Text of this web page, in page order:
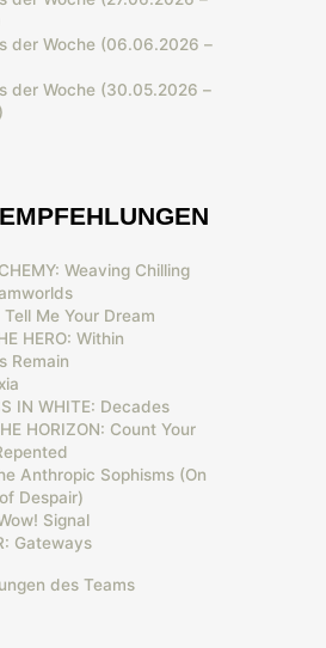
der Woche (06.06.2026 –
der Woche (30.05.2026 –
Weaving Chilling
Tell Me Your Dream
HERO: Within
Remain
IN WHITE: Decades
HORIZON: Count Your
Anthropic Sophisms (On
Despair)
Signal
Gateways
des Teams